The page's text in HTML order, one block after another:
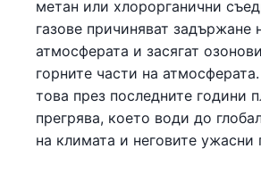
метан или хлорорганични
газове причиняват задържане
атмосферата и засягат
горните части на
това през последните години
прегрява, което води до
на климата и неговите ужасни